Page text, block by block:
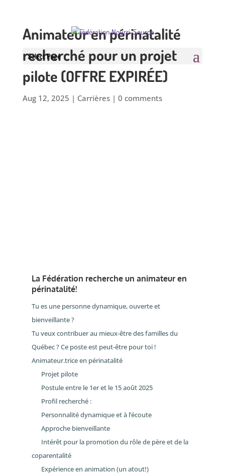
Select Page
Animateur en périnatalité
recherché pour un projet
pilote (OFFRE EXPIRÉE)
Aug 12, 2025 | Carrières| 0 comments
La Fédération recherche un animateur en
périnatalité!
Tu es une personne dynamique, ouverte et
bienveillante ?
Tu veux contribuer au mieux-être des familles du
Québec ? Ce poste est peut-être pour toi !
Animateur.trice en périnatalité
Projet pilote
Postule entre le 1er et le 15 août 2025
Profil recherché :
Personnalité dynamique et à l’écoute
Approche bienveillante
Intérêt pour la promotion du rôle de père et de la
coparentalité
Expérience en animation (un atout!)